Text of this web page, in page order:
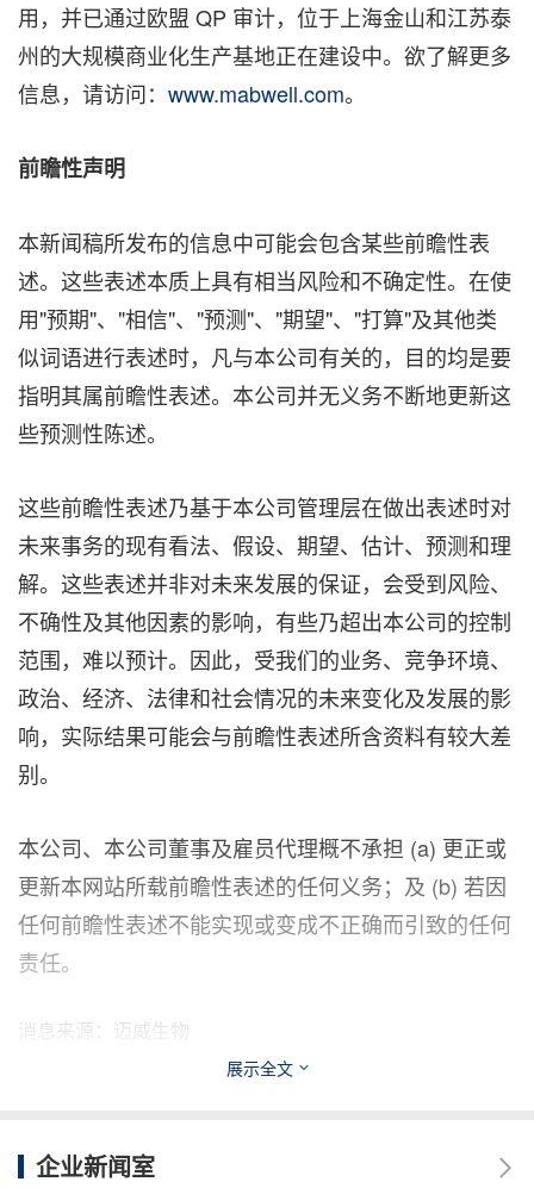
用，并已通过欧盟 QP 审计，位于上海金山和江苏泰
州的大规模商业化生产基地正在建设中。欲了解更多
信息，请访问： www.mabwell.com。
前瞻性声明
本新闻稿所发布的信息中可能会包含某些前瞻性表
述。这些表述本质上具有相当风险和不确定性。在使
用"预期"、"相信"、"预测"、"期望"、"打算"及其他类
似词语进行表述时，凡与本公司有关的，目的均是要
指明其属前瞻性表述。本公司并无义务不断地更新这
些预测性陈述。
这些前瞻性表述乃基于本公司管理层在做出表述时对
未来事务的现有看法、假设、期望、估计、预测和理
解。这些表述并非对未来发展的保证，会受到风险、
不确性及其他因素的影响，有些乃超出本公司的控制
范围，难以预计。因此，受我们的业务、竞争环境、
政治、经济、法律和社会情况的未来变化及发展的影
响，实际结果可能会与前瞻性表述所含资料有较大差
别。
本公司、本公司董事及雇员代理概不承担 (a) 更正或
更新本网站所载前瞻性表述的任何义务；及 (b) 若因
任何前瞻性表述不能实现或变成不正确而引致的任何
责任。
消息来源：迈威生物
展示全文
企业新闻室